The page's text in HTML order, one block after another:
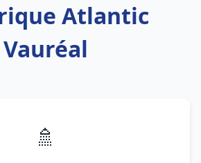
Atlantic
Vauréal
🚿